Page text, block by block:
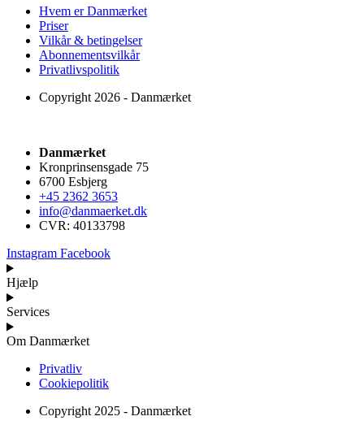
Hvem er Danmærket
Priser
Vilkår & betingelser
Abonnementsvilkår
Privatlivspolitik
Copyright 2026 - Danmærket
Danmærket
Kronprinsensgade 75
6700 Esbjerg
+45 2362 3653
info@danmaerket.dk
CVR: 40133798
Instagram Facebook
Hjælp
Services
Om Danmærket
Privatliv
Cookiepolitik
Copyright 2025 - Danmærket